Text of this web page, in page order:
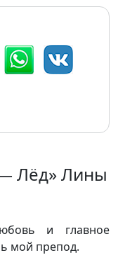
Лёд» Лины
и главное
мой препод.